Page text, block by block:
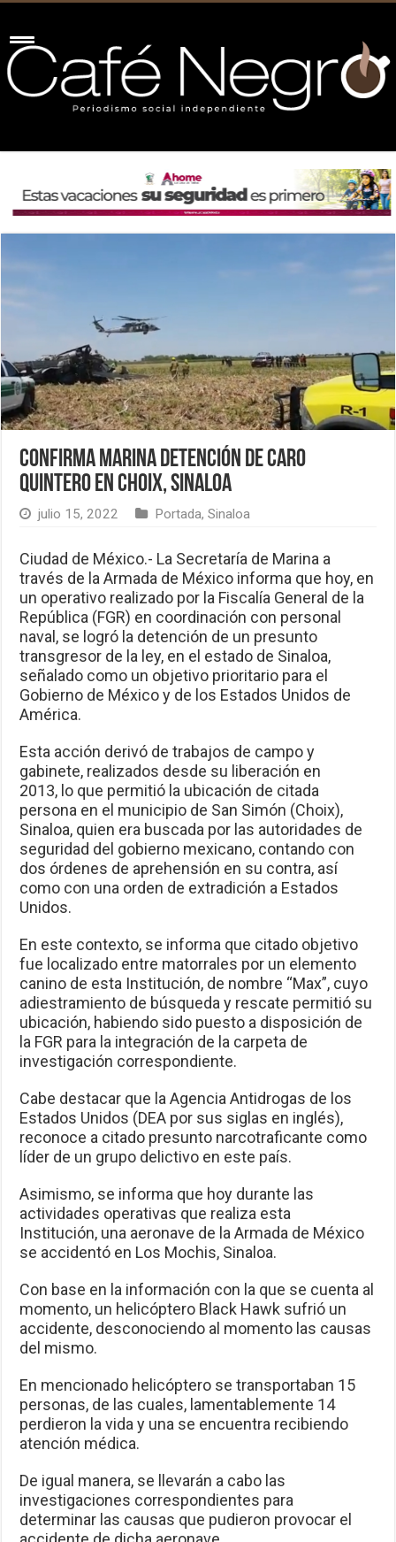
Confirma Marina detención de Caro
Quintero en Choix, Sinaloa
julio 15, 2022 Portada,Sinaloa
Ciudad de México.- La Secretaría de Marina a
través de la Armada de México informa que hoy, en
un operativo realizado por la Fiscalía General de la
República (FGR) en coordinación con personal
naval, se logró la detención de un presunto
transgresor de la ley, en el estado de Sinaloa,
señalado como un objetivo prioritario para el
Gobierno de México y de los Estados Unidos de
América.
Esta acción derivó de trabajos de campo y
gabinete, realizados desde su liberación en
2013, lo que permitió la ubicación de citada
persona en el municipio de San Simón (Choix),
Sinaloa, quien era buscada por las autoridades de
seguridad del gobierno mexicano, contando con
dos órdenes de aprehensión en su contra, así
como con una orden de extradición a Estados
Unidos.
En este contexto, se informa que citado objetivo
fue localizado entre matorrales por un elemento
canino de esta Institución, de nombre “Max”, cuyo
adiestramiento de búsqueda y rescate permitió su
ubicación, habiendo sido puesto a disposición de
la FGR para la integración de la carpeta de
investigación correspondiente.
Cabe destacar que la Agencia Antidrogas de los
Estados Unidos (DEA por sus siglas en inglés),
reconoce a citado presunto narcotraficante como
líder de un grupo delictivo en este país.
Asimismo, se informa que hoy durante las
actividades operativas que realiza esta
Institución, una aeronave de la Armada de México
se accidentó en Los Mochis, Sinaloa.
Con base en la información con la que se cuenta al
momento, un helicóptero Black Hawk sufrió un
accidente, desconociendo al momento las causas
del mismo.
En mencionado helicóptero se transportaban 15
personas, de las cuales, lamentablemente 14
perdieron la vida y una se encuentra recibiendo
atención médica.
De igual manera, se llevarán a cabo las
investigaciones correspondientes para
determinar las causas que pudieron provocar el